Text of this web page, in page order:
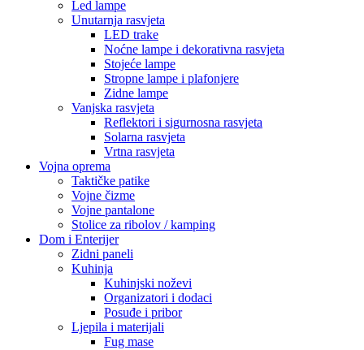
Led lampe
Unutarnja rasvjeta
LED trake
Noćne lampe i dekorativna rasvjeta
Stojeće lampe
Stropne lampe i plafonjere
Zidne lampe
Vanjska rasvjeta
Reflektori i sigurnosna rasvjeta
Solarna rasvjeta
Vrtna rasvjeta
Vojna oprema
Taktičke patike
Vojne čizme
Vojne pantalone
Stolice za ribolov / kamping
Dom i Enterijer
Zidni paneli
Kuhinja
Kuhinjski noževi
Organizatori i dodaci
Posuđe i pribor
Ljepila i materijali
Fug mase